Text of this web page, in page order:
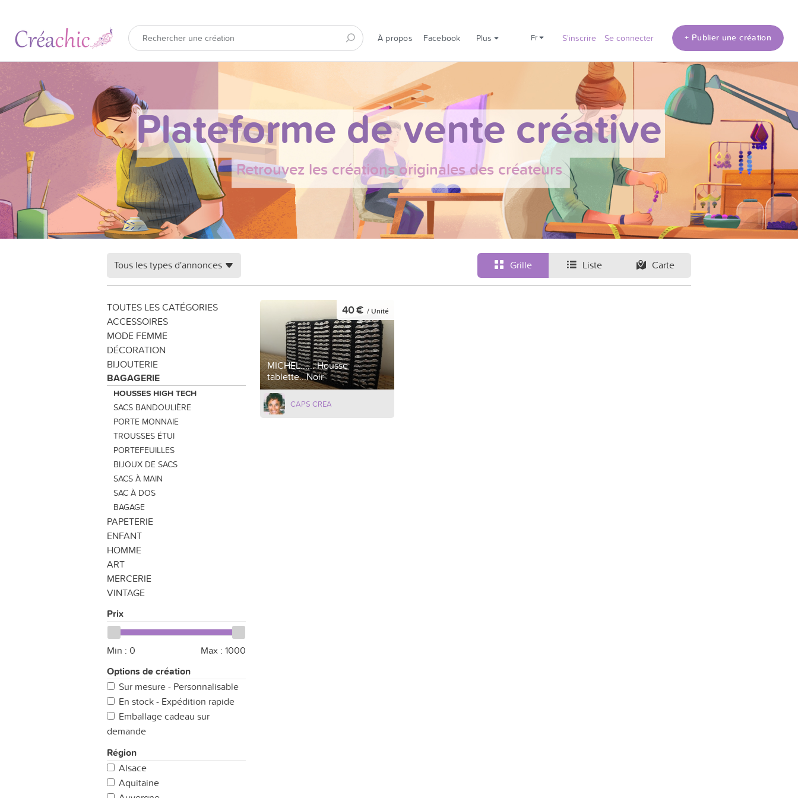
À propos Facebook Plus fr S'inscrire Se connecter + Publier une création
Plateforme de vente créative
Retrouvez les créations originales des créateurs
Grille Liste Carte
Tous les types d'annonces
TOUTES LES CATÉGORIES
ACCESSOIRES
MODE FEMME
DÉCORATION
BIJOUTERIE
BAGAGERIE
HOUSSES HIGH TECH
SACS BANDOULIÈRE
PORTE MONNAIE
TROUSSES ÉTUI
PORTEFEUILLES
BIJOUX DE SACS
SACS À MAIN
SAC À DOS
BAGAGE
PAPETERIE
ENFANT
HOMME
ART
MERCERIE
VINTAGE
Prix
Min : 0 Max : 1000
Options de création
Sur mesure - Personnalisable
En stock - Expédition rapide
Emballage cadeau sur
demande
Région
Alsace
Aquitaine
MICHEL...... Housse
tablette...Noir
40 € / Unité
CAPS CREA